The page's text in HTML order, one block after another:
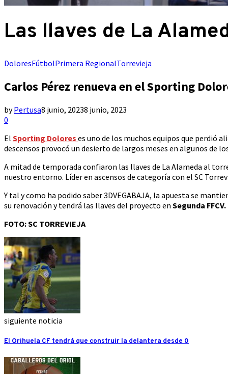
Las llaves de La
DoloresFútbolPrimera RegionalTorrevieja
Carlos Pérez renueva en el Sporting
byPertusa8 junio, 20238 junio, 2023
0
El Sporting Dolores es uno de los muchos equipos que perdió
descensos provocó un desierto de largos meses en algunos de
A mitad de temporada confiaron las llaves de La Alameda al
nuestro entorno. Líder en ascensos de categoría con el SC
Y tal y como ha podido saber 3DVEGABAJA, la apuesta se
su renovación y tendrá las llaves del proyecto en Segunda FFCV.
FOTO: SC TORREVIEJA
siguiente noticia
El Orihuela CF tendrá que construir la delantera desde 0